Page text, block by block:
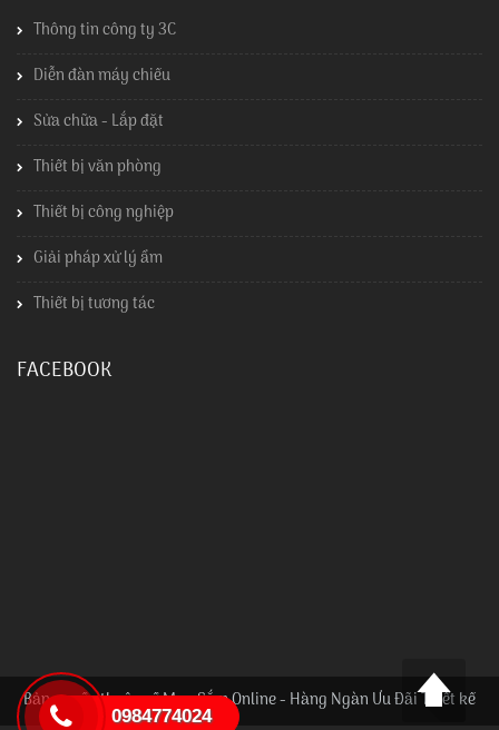
Thông tin công ty 3C
Diễn đàn máy chiếu
Sửa chữa - Lắp đặt
Thiết bị văn phòng
Thiết bị công nghiệp
Giải pháp xử lý ẩm
Thiết bị tương tác
FACEBOOK
Bản quyền thuộc về Mua Sắm Online - Hàng Ngàn Ưu Đãi Thiết kế
0984774024